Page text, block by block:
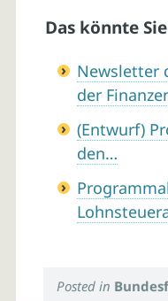
Das könnte
Newsletter
der
(Entwurf)
den…
Posted in